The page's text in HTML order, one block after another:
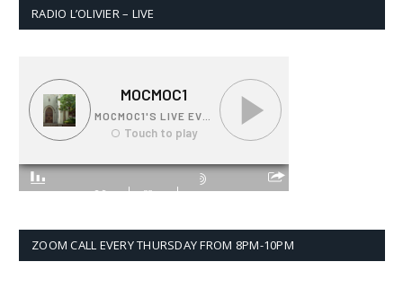
RADIO L’OLIVIER – LIVE
ZOOM CALL EVERY THURSDAY FROM 8PM-10PM